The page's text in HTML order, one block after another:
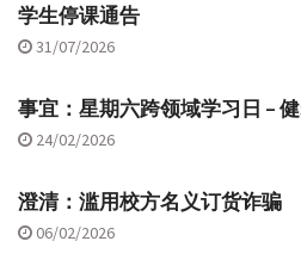
学生停课通告
31/07/2026
事宜：星期六跨领域学习日 –
24/02/2026
澄清：滥用校方名义订货诈骗
06/02/2026